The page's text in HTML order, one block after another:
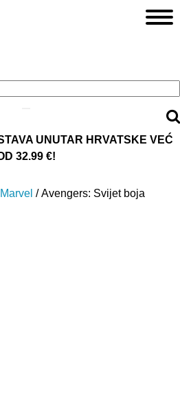
UNUTAR HRVATSKE VEĆ
32.99 €!
Marvel / Avengers: Svijet boja